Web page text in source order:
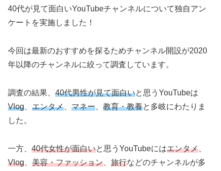
40代が見て面白いYouTubeチャンネルについて独自アン
ケートを実施しました！
今回は最新のおすすめを探るためチャンネル開設が2020
年以降のチャンネルに絞って調査しています。
調査の結果、 40代男性が見て面白いと思うYouTubeは
Vlog
エンタメ マネー 教育・教養と多岐にわたりま
した。
一方、 40代女性が面白いと思うYouTubeにはエンタメ
Vlog
美容・ファッション 旅行などのチャンネルが多